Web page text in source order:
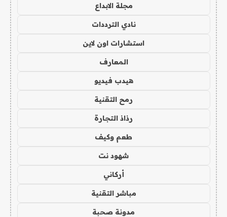
مجلة الابداع
نادي الترددات
استشارات اون لاين
المعارف
هيدب فيديو
رمح التقنية
رذاذ التجارة
طعم وكيف
شهود نت
أركاني
مباشر التقنية
مدونة صحبة